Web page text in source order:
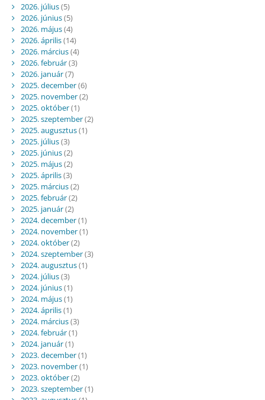
2026. július(5)
2026. június(5)
2026. május(4)
2026. április(14)
2026. március(4)
2026. február(3)
2026. január(7)
2025. december(6)
2025. november(2)
2025. október(1)
2025. szeptember(2)
2025. augusztus(1)
2025. július(3)
2025. június(2)
2025. május(2)
2025. április(3)
2025. március(2)
2025. február(2)
2025. január(2)
2024. december(1)
2024. november(1)
2024. október(2)
2024. szeptember(3)
2024. augusztus(1)
2024. július(3)
2024. június(1)
2024. május(1)
2024. április(1)
2024. március(3)
2024. február(1)
2024. január(1)
2023. december(1)
2023. november(1)
2023. október(2)
2023. szeptember(1)